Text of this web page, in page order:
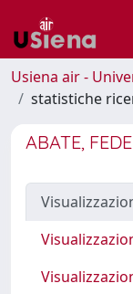
Usiena air -
statistiche
ABATE,